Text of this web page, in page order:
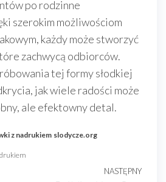
po rodzinne
szerokim możliwościom
każdy może stworzyć
zachwycą odbiorców.
tej formy słodkiej
jak wiele radości może
ale efektowny detal.
z nadrukiem slodycze.org
NASTĘPNY